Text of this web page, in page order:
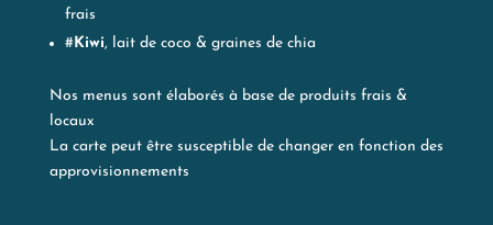
frais
#Kiwi, lait de coco & graines de chia
Nos menus sont élaborés à base de produits frais &
locaux
La carte peut être susceptible de changer en fonction des
approvisionnements